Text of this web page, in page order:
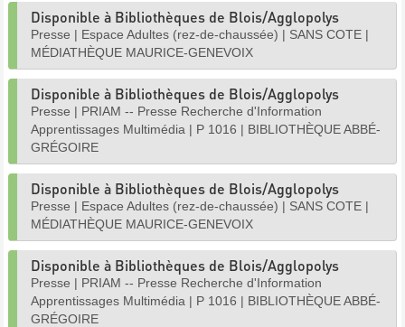
Disponible à Bibliothèques de Blois/Agglopolys
Presse | Espace Adultes (rez-de-chaussée) | SANS COTE |
MÉDIATHÈQUE MAURICE-GENEVOIX
Disponible à Bibliothèques de Blois/Agglopolys
Presse | PRIAM -- Presse Recherche d'Information
Apprentissages Multimédia | P 1016 | BIBLIOTHÈQUE ABBÉ-
GRÉGOIRE
Disponible à Bibliothèques de Blois/Agglopolys
Presse | Espace Adultes (rez-de-chaussée) | SANS COTE |
MÉDIATHÈQUE MAURICE-GENEVOIX
Disponible à Bibliothèques de Blois/Agglopolys
Presse | PRIAM -- Presse Recherche d'Information
Apprentissages Multimédia | P 1016 | BIBLIOTHÈQUE ABBÉ-
GRÉGOIRE